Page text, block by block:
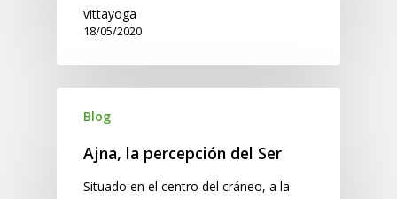
vittayoga
18/05/2020
Blog
Ajna, la percepción del Ser
Situado en el centro del cráneo, a la